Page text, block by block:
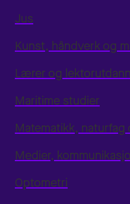
Jus
Kunst, håndverk og
Lærer og
Maritime studier
Matematikk, naturfag
Medier,
Optometri